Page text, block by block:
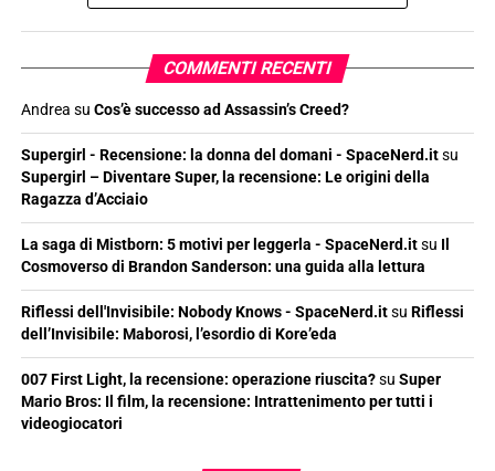
COMMENTI RECENTI
Andrea su Cos’è successo ad Assassin’s Creed?
Supergirl - Recensione: la donna del domani - SpaceNerd.itsu
Supergirl – Diventare Super, la recensione: Le origini della
Ragazza d’Acciaio
La saga di Mistborn: 5 motivi per leggerla - SpaceNerd.itsu Il
Cosmoverso di Brandon Sanderson: una guida alla lettura
Riflessi dell'Invisibile: Nobody Knows - SpaceNerd.itsu Riflessi
dell’Invisibile: Maborosi, l’esordio di Kore’eda
007 First Light, la recensione: operazione riuscita?su Super
Mario Bros: Il film, la recensione: Intrattenimento per tutti i
videogiocatori